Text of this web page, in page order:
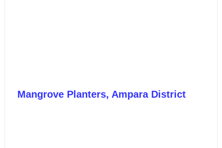
Mangrove Planters, Ampara District